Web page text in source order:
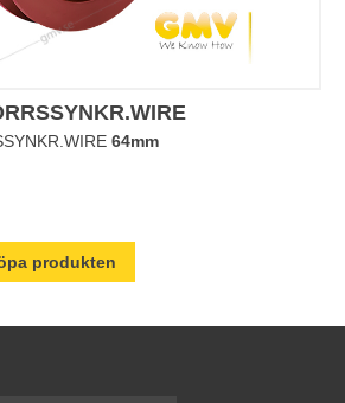
64mm
produkten